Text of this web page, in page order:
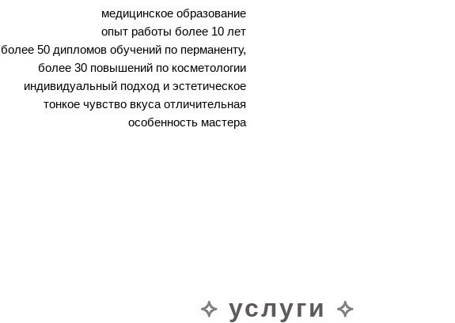
медицинское образование
опыт работы более 10 лет
более 50 дипломов обучений по перманенту,
более 30 повышений по косметологии
индивидуальный подход и эстетическое
тонкое чувство вкуса отличительная
особенность мастера
⟡ услуги ⟡